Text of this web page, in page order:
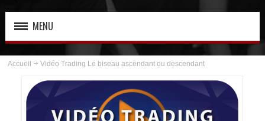
MENU
ABOUT US
INSCRIPTION
PLANNING
Accueil Vidéo Trading Le biseau ascendant ou descendant